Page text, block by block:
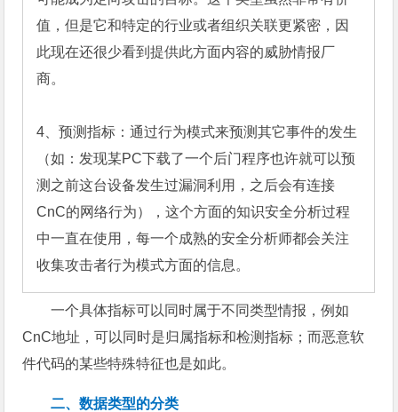
值，但是它和特定的行业或者组织关联更紧密，因
此现在还很少看到提供此方面内容的威胁情报厂
商。
4、预测指标：通过行为模式来预测其它事件的发生
（如：发现某PC下载了一个后门程序也许就可以预
测之前这台设备发生过漏洞利用，之后会有连接
CnC的网络行为），这个方面的知识安全分析过程
中一直在使用，每一个成熟的安全分析师都会关注
收集攻击者行为模式方面的信息。
一个具体指标可以同时属于不同类型情报，例如
CnC地址，可以同时是归属指标和检测指标；而恶意软
件代码的某些特殊特征也是如此。
二、数据类型的分类